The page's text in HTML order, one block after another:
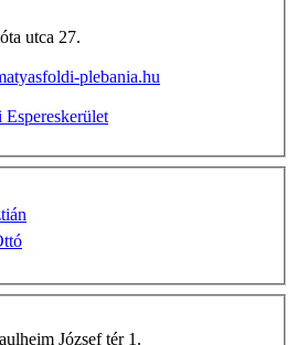
utca 27.
plebania.hu
Espereskerület
József tér 1.